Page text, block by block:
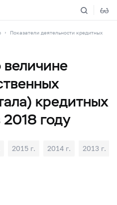
Показатели деятельности кредитных
кредитных
году
2015 г. 2014 г. 2013 г.